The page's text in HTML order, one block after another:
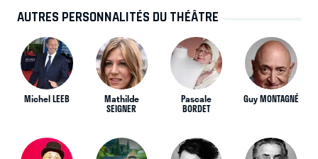
AUTRES PERSONNALITÉS DU THÉÂTRE
Michel LEEB Mathilde
SEIGNER
Pascale
BORDET
Guy MONTAGNÉ